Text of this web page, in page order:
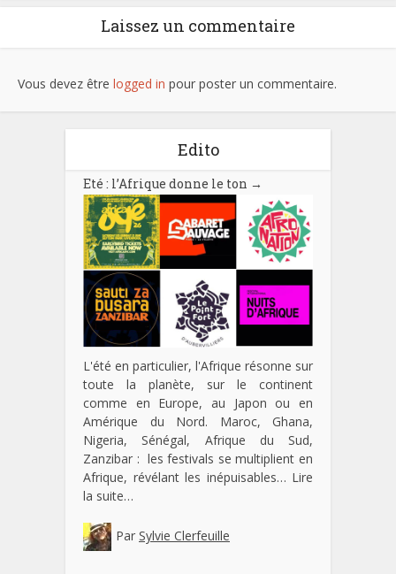
Laissez un commentaire
Vous devez être logged in pour poster un commentaire.
Edito
Eté : l’Afrique donne le ton →
L'été en particulier, l'Afrique résonne sur
toute la planète, sur le continent
comme en Europe, au Japon ou en
Amérique du Nord. Maroc, Ghana,
Nigeria, Sénégal, Afrique du Sud,
Zanzibar : les festivals se multiplient en
Afrique, révélant les inépuisables… Lire
la suite…
Par Sylvie Clerfeuille